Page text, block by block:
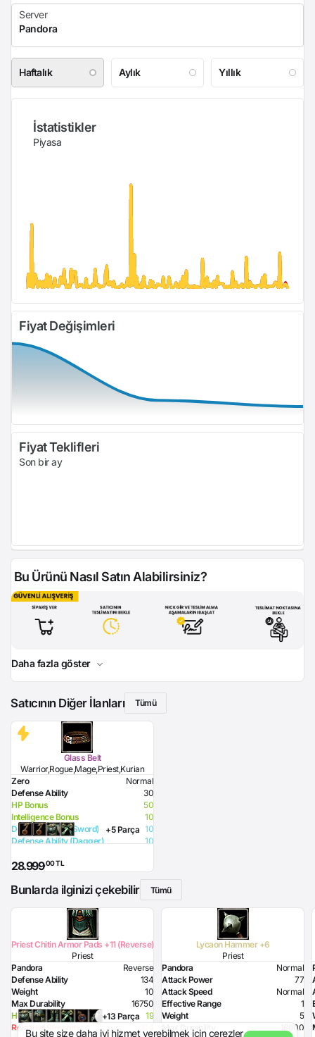
Haftalık Aylık Yıllık
İstatistikler
Piyasa
Fiyat Değişimleri
Fiyat Teklifleri
Son bir ay
Bu Ürünü Nasıl Satın Alabilirsiniz?
Daha fazla göster
Satıcının Diğer İlanları Tümü
Glass Belt
Warrior,Rogue,Mage,Priest,Kurian
Zero
Normal
Defense Ability
30
HP Bonus
50
Intelligence Bonus
10
Defense Ability (Sword)
10
Defense Ability (Dagger)
10
Defense Ability (Club)
Defense Ability (Axe)
10
+5 Parça
28.999,00 TL
Bunlarda ilginizi çekebilir Tümü
Priest Chitin Armor Pads +11 (Reverse)
Priest
Pandora
Reverse
Defense Ability
134
Weight
10
Max Durability
16750
Health Bonus
19
Required Strength
+13 Parça
Lycaon Hammer +6
Priest
Pandora
Normal
Attack Power
77
Attack Speed
Normal
Effective Range
1
Weight
5
Max Durability
18000
Bu site size daha iyi hizmet verebilmek için çerezler